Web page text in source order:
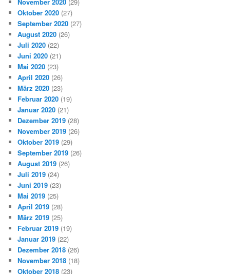
Oktober 2020 (27)
September 2020 (27)
August 2020 (26)
Juli 2020 (22)
Juni 2020 (21)
Mai 2020 (23)
April 2020 (26)
März 2020 (23)
Februar 2020 (19)
Januar 2020 (21)
Dezember 2019 (28)
November 2019 (26)
Oktober 2019 (29)
September 2019 (26)
August 2019 (26)
Juli 2019 (24)
Juni 2019 (23)
Mai 2019 (25)
April 2019 (28)
März 2019 (25)
Februar 2019 (19)
Januar 2019 (22)
Dezember 2018 (26)
November 2018 (18)
Oktober 2018 (23)